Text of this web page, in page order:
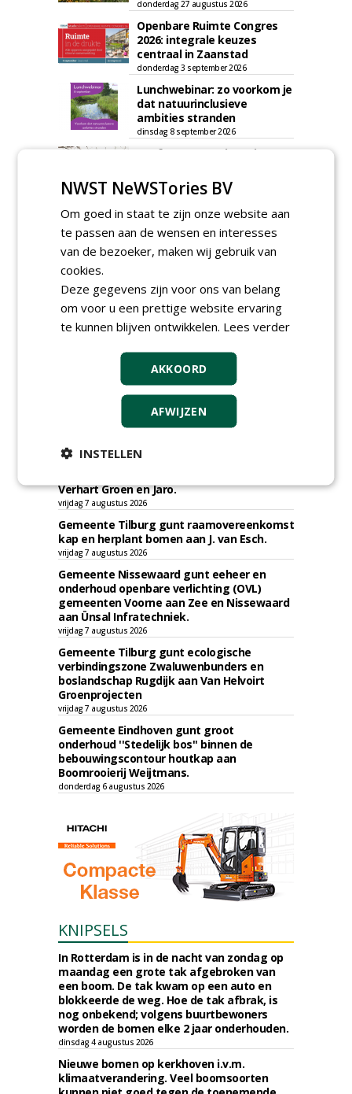
donderdag 27 augustus 2026
Openbare Ruimte Congres
2026: integrale keuzes
centraal in Zaanstad
donderdag 3 september 2026
Lunchwebinar: zo voorkom je
dat natuurinclusieve
ambities stranden
dinsdag 8 september 2026
Rooftop Symposium viert
dakontwikkeling
vrijdag 18 september 2026
TENDERS
Gemeente Hoeksche Waard gunt
Verhart Groen en Jaro.
vrijdag 7 augustus 2026
Gemeente Tilburg gunt raamovereenkomst
kap en herplant bomen aan J. van Esch.
vrijdag 7 augustus 2026
Gemeente Nissewaard gunt eeheer en
onderhoud openbare verlichting (OVL)
gemeenten Voorne aan Zee en Nissewaard
aan Ünsal Infratechniek.
vrijdag 7 augustus 2026
Gemeente Tilburg gunt ecologische
verbindingszone Zwaluwenbunders en
boslandschap Rugdijk aan Van Helvoirt
Groenprojecten
vrijdag 7 augustus 2026
Gemeente Eindhoven gunt groot
onderhoud ''Stedelijk bos'' binnen de
bebouwingscontour houtkap aan
Boomrooierij Weijtmans.
donderdag 6 augustus 2026
KNIPSELS
In Rotterdam is in de nacht van zondag op
maandag een grote tak afgebroken van
een boom. De tak kwam op een auto en
blokkeerde de weg. Hoe de tak afbrak, is
nog onbekend; volgens buurtbewoners
worden de bomen elke 2 jaar onderhouden.
dinsdag 4 augustus 2026
Nieuwe bomen op kerkhoven i.v.m.
klimaatverandering. Veel boomsoorten
NWST NeWSTories BV
Om goed in staat te zijn onze website aan
te passen aan de wensen en interesses
van de bezoeker, maken wij gebruik van
cookies.
Deze gegevens zijn voor ons van belang
om voor u een prettige website ervaring
te kunnen blijven ontwikkelen. Lees verder
AKKOORD
AFWIJZEN
INSTELLEN